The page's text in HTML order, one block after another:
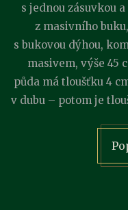
s jednou zásuvkou
z masivního
s bukovou dýhou,
masivem, výše 45
půda má tloušťku 4
v dubu – potom je